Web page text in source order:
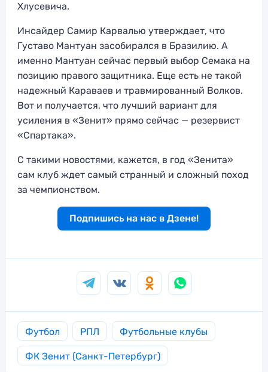
Хлусевича.
Инсайдер Самир Карвалью утверждает, что
Густаво Мантуан засобирался в Бразилию. А
именно Мантуан сейчас первый выбор Семака на
позицию правого защитника. Еще есть не такой
надежный Караваев и травмированный Волков.
Вот и получается, что лучший вариант для
усиления в «Зенит» прямо сейчас — резервист
«Спартака».
С такими новостями, кажется, в год «Зенита»
сам клуб ждет самый странный и сложный поход
за чемпионством.
Подпишись на нас в Дзене!
Футбол РПЛ Футбольные клубы
ФК Зенит (Санкт-Петербург)